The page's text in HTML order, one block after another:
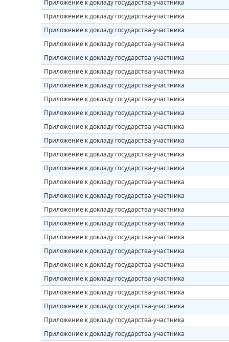
Приложение к докладу государства-участника
Приложение к докладу государства-участника
Приложение к докладу государства-участника
Приложение к докладу государства-участника
Приложение к докладу государства-участника
Приложение к докладу государства-участника
Приложение к докладу государства-участника
Приложение к докладу государства-участника
Приложение к докладу государства-участника
Приложение к докладу государства-участника
Приложение к докладу государства-участника
Приложение к докладу государства-участника
Приложение к докладу государства-участника
Приложение к докладу государства-участника
Приложение к докладу государства-участника
Приложение к докладу государства-участника
Приложение к докладу государства-участника
Приложение к докладу государства-участника
Приложение к докладу государства-участника
Приложение к докладу государства-участника
Приложение к докладу государства-участника
Приложение к докладу государства-участника
Приложение к докладу государства-участника
Приложение к докладу государства-участника
Приложение к докладу государства-участника